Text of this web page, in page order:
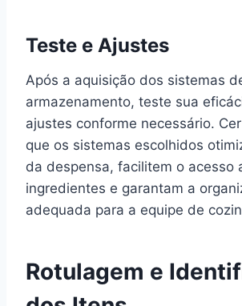
Teste e Ajustes
Após a aquisição dos sistemas
armazenamento, teste sua
ajustes conforme necessário.
que os sistemas escolhidos
da despensa, facilitem o acesso
ingredientes e garantam a
adequada para a equipe de
Rotulagem e